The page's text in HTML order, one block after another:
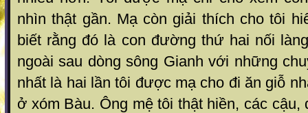
nhìn thật gần. Mạ còn giải thích cho tôi
biết rằng đó là con đường thứ hai nối
ngoài sau dòng sông Gianh với những
nhất là hai lần tôi được mạ cho đi ăn giỗ
ở xóm Bàu. Ông mệ tôi thật hiền, các cậu,